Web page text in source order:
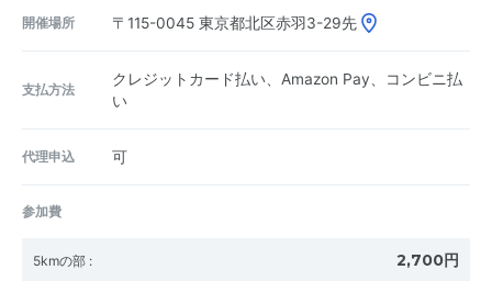
開催場所 〒115-0045 東京都北区赤羽3-29先
支払方法
クレジットカード払い、Amazon Pay、コンビニ払
い
代理申込 可
参加費
5kmの部 : 2,700円